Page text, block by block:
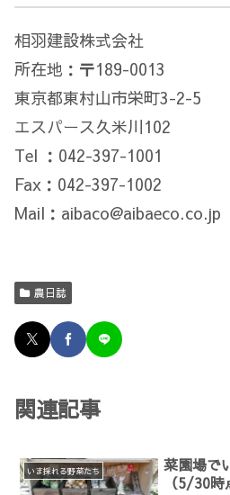
相羽建設株式会社
所在地：〒189-0013
東京都東村山市栄町3-2-5
エスパース久米川102
Tel ：042-397-1001
Fax：042-397-1002
Mail：aibaco@aibaeco.co.jp
農日誌
関連記事
いま採れる野菜たち
菜園場で
（5/30時